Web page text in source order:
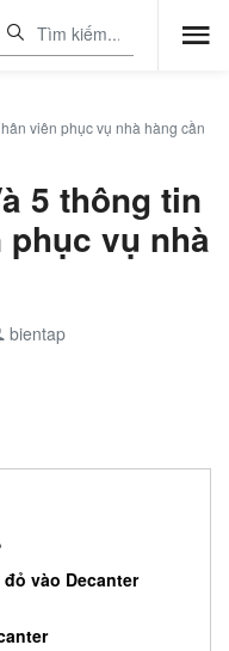
viên phục vụ nhà hàng cần
5 thông tin
vụ nhà
bientap
vào Decanter